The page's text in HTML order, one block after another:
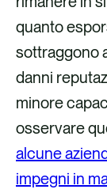
quanto
sottraggono
danni
minore
osservare
alcune
impegni in